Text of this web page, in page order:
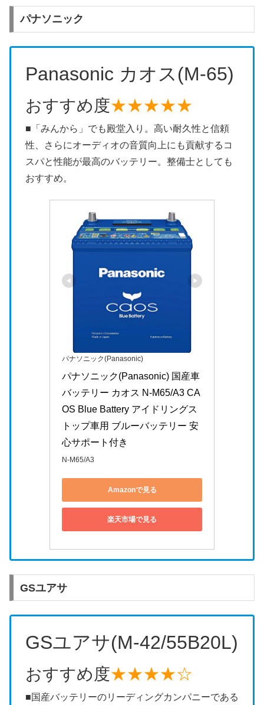
パナソニック
Panasonic カオス(M-65)
おすすめ度★★★★★
■「みんから」でも殿堂入り。高い耐久性と信頼
性、さらにオーディオの音質向上にも貢献するコ
スパと性能が最高のバッテリー。整備士としても
おすすめ。
パナソニック(Panasonic)
パナソニック(Panasonic) 国産車
バッテリー カオス N-M65/A3 CA
OS Blue Battery アイドリングス
トップ車用 ブルーバッテリー 安
心サポート付き
N-M65/A3
Amazonで見る
楽天市場で見る
GSユアサ
GSユアサ(M-42/55B20L)
おすすめ度★★★★☆
■国産バッテリーのリーディングカンパニーである